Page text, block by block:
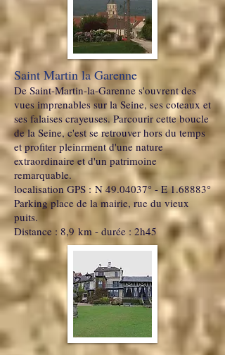
Saint Martin la Garenne
De Saint-Martin-la-Garenne s'ouvrent des
vues imprenables sur la Seine, ses coteaux et
ses falaises crayeuses. Parcourir cette boucle
de la Seine, c'est se retrouver hors du temps
et profiter pleinrment d'une nature
extraordinaire et d'un patrimoine
remarquable.
localisation GPS : N 49.04037° - E 1.68883°
Parking place de la mairie, rue du vieux
puits.
Distance : 8,9 km - durée : 2h45